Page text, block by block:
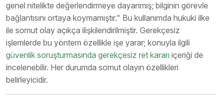
genel nitelikte değerlendirmeye dayanmış; bilginin görevle
bağlantısını ortaya koymamıştır." Bu kullanımda hukuki ilke
ile somut olay açıkça ilişkilendirilmiştir. Gerekçesiz
işlemlerde bu yöntem özellikle işe yarar; konuyla ilgili
güvenlik soruşturmasında gerekçesiz ret kararı içeriği de
incelenebilir. Her durumda somut olayın özellikleri
belirleyicidir.